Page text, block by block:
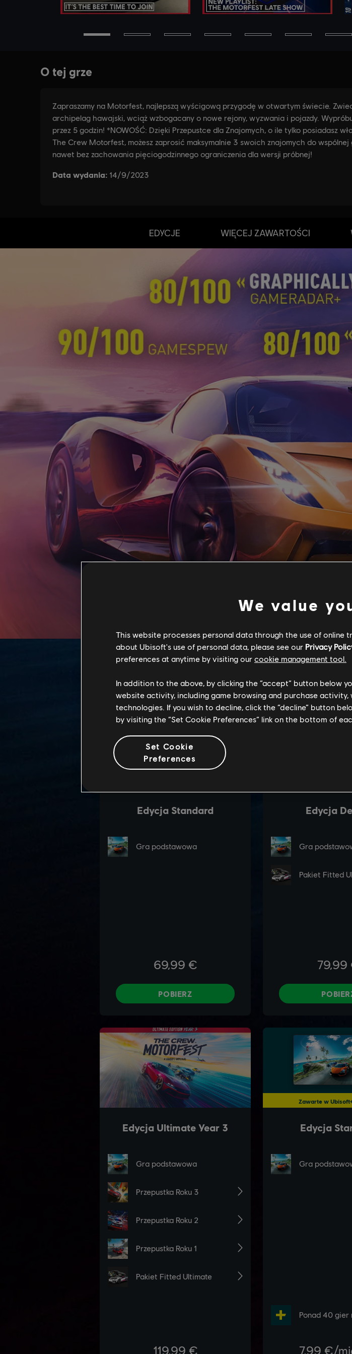
EDYCJE WIĘCEJ ZAWARTOŚCI
We value
This website processes personal data through the use of online
about Ubisoft's use of personal data, please see our Privacy
preferences at anytime by visiting our cookie management tool.
In addition to the above, by clicking the “accept” button below
website activity, including game browsing and purchase
technologies. If you wish to decline, click the “decline” button
by visiting the “Set Cookie Preferences” link on the bottom of
Set Cookie
Preferences